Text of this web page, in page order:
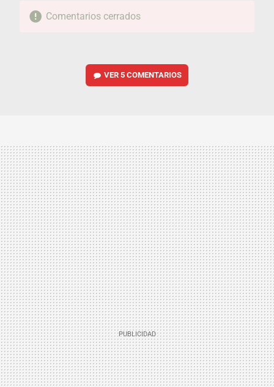
Comentarios cerrados
VER5 COMENTARIOS